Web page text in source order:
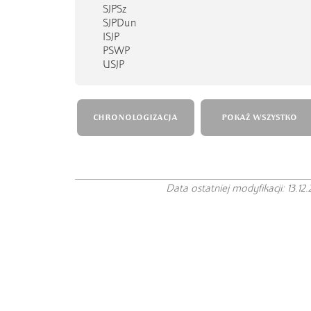
SJPSz
SJPDun
ISJP
PSWP
USJP
CHRONOLOGIZACJA POKAŻ WSZYSTKO
Data ostatniej modyfikacji: